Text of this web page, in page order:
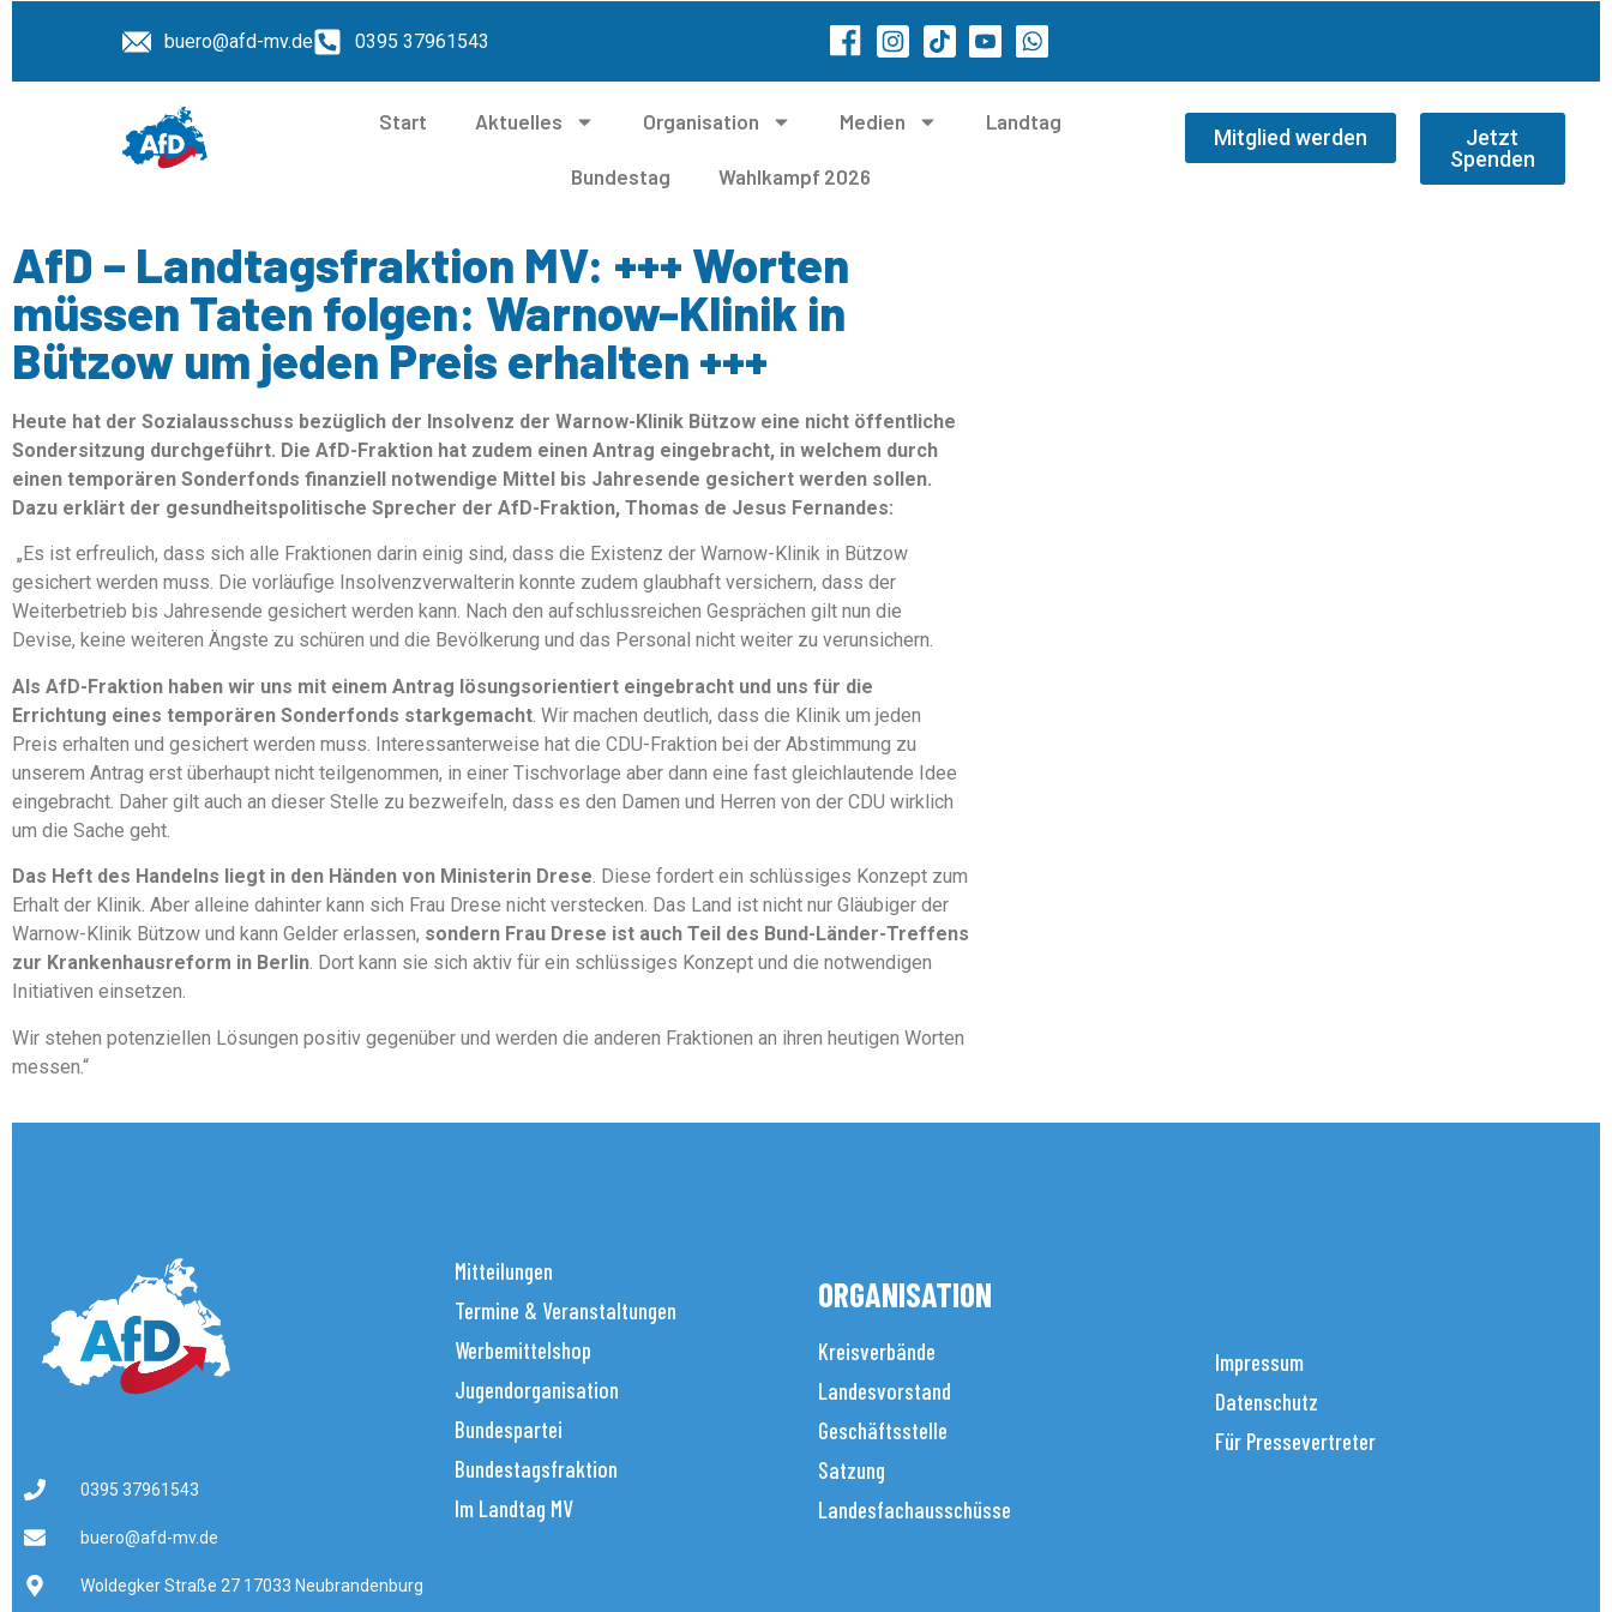
buero@afd-mv.de 0395 37961543
Start Aktuelles Organisation Medien Landtag
Bundestag Wahlkampf 2026
Mitglied werden
Jetzt
Spenden
AfD – Landtagsfraktion MV: +++ Worten
müssen Taten folgen: Warnow-Klinik in
Bützow um jeden Preis erhalten +++
Heute hat der Sozialausschuss bezüglich der Insolvenz der Warnow-Klinik Bützow eine nicht öffentliche
Sondersitzung durchgeführt. Die AfD-Fraktion hat zudem einen Antrag eingebracht, in welchem durch
einen temporären Sonderfonds finanziell notwendige Mittel bis Jahresende gesichert werden sollen.
Dazu erklärt der gesundheitspolitische Sprecher der AfD-Fraktion, Thomas de Jesus Fernandes:
„Es ist erfreulich, dass sich alle Fraktionen darin einig sind, dass die Existenz der Warnow-Klinik in Bützow
gesichert werden muss. Die vorläufige Insolvenzverwalterin konnte zudem glaubhaft versichern, dass der
Weiterbetrieb bis Jahresende gesichert werden kann. Nach den aufschlussreichen Gesprächen gilt nun die
Devise, keine weiteren Ängste zu schüren und die Bevölkerung und das Personal nicht weiter zu verunsichern.
Als AfD-Fraktion haben wir uns mit einem Antrag lösungsorientiert eingebracht und uns für die
Errichtung eines temporären Sonderfonds starkgemacht . Wir machen deutlich, dass die Klinik um jeden
Preis erhalten und gesichert werden muss. Interessanterweise hat die CDU-Fraktion bei der Abstimmung zu
unserem Antrag erst überhaupt nicht teilgenommen, in einer Tischvorlage aber dann eine fast gleichlautende Idee
eingebracht. Daher gilt auch an dieser Stelle zu bezweifeln, dass es den Damen und Herren von der CDU wirklich
um die Sache geht.
Das Heft des Handelns liegt in den Händen von Ministerin Drese. Diese fordert ein schlüssiges Konzept zum
Erhalt der Klinik. Aber alleine dahinter kann sich Frau Drese nicht verstecken. Das Land ist nicht nur Gläubiger der
Warnow-Klinik Bützow und kann Gelder erlassen, sondern Frau Drese ist auch Teil des Bund-Länder-Treffens
zur Krankenhausreform in Berlin. Dort kann sie sich aktiv für ein schlüssiges Konzept und die notwendigen
Initiativen einsetzen.
Wir stehen potenziellen Lösungen positiv gegenüber und werden die anderen Fraktionen an ihren heutigen Worten
messen.“
0395 37961543
buero@afd-mv.de
Woldegker Straße 27 17033 Neubrandenburg
Mitteilungen
Termine & Veranstaltungen
Werbemittelshop
Jugendorganisation
Bundespartei
Bundestagsfraktion
Im Landtag MV
ORGANISATION
Kreisverbände
Landesvorstand
Geschäftsstelle
Satzung
Landesfachausschüsse
Impressum
Datenschutz
Für Pressevertreter